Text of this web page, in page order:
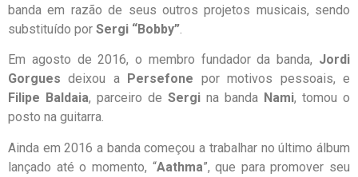
banda em razão de seus outros projetos musicais, sendo
substituído por Sergi “Bobby”.
Em agosto de 2016, o membro fundador da banda, Jordi
Gorgues deixou a Persefone por motivos pessoais, e
Filipe Baldaia, parceiro de Sergi na banda Nami, tomou o
posto na guitarra.
Ainda em 2016 a banda começou a trabalhar no último álbum
lançado até o momento, “Aathma”, que para promover seu